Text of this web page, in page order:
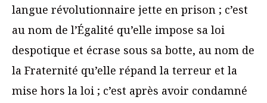
langue révolutionnaire jette en prison ; c’est
au nom de l’Égalité qu’elle impose sa loi
despotique et écrase sous sa botte, au nom de
la Fraternité qu’elle répand la terreur et la
mise hors la loi ; c’est après avoir condamné